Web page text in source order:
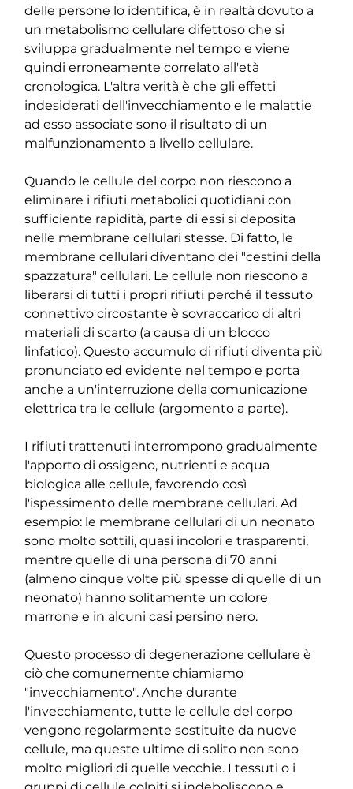
delle persone lo identifica, è in realtà dovuto a
un metabolismo cellulare difettoso che si
sviluppa gradualmente nel tempo e viene
quindi erroneamente correlato all'età
cronologica. L'altra verità è che gli effetti
indesiderati dell'invecchiamento e le malattie
ad esso associate sono il risultato di un
malfunzionamento a livello cellulare.
Quando le cellule del corpo non riescono a
eliminare i rifiuti metabolici quotidiani con
sufficiente rapidità, parte di essi si deposita
nelle membrane cellulari stesse. Di fatto, le
membrane cellulari diventano dei "cestini della
spazzatura" cellulari. Le cellule non riescono a
liberarsi di tutti i propri rifiuti perché il tessuto
connettivo circostante è sovraccarico di altri
materiali di scarto (a causa di un blocco
linfatico). Questo accumulo di rifiuti diventa più
pronunciato ed evidente nel tempo e porta
anche a un'interruzione della comunicazione
elettrica tra le cellule (argomento a parte).
I rifiuti trattenuti interrompono gradualmente
l'apporto di ossigeno, nutrienti e acqua
biologica alle cellule, favorendo così
l'ispessimento delle membrane cellulari. Ad
esempio: le membrane cellulari di un neonato
sono molto sottili, quasi incolori e trasparenti,
mentre quelle di una persona di 70 anni
(almeno cinque volte più spesse di quelle di un
neonato) hanno solitamente un colore
marrone e in alcuni casi persino nero.
Questo processo di degenerazione cellulare è
ciò che comunemente chiamiamo
"invecchiamento". Anche durante
l'invecchiamento, tutte le cellule del corpo
vengono regolarmente sostituite da nuove
cellule, ma queste ultime di solito non sono
molto migliori di quelle vecchie. I tessuti o i